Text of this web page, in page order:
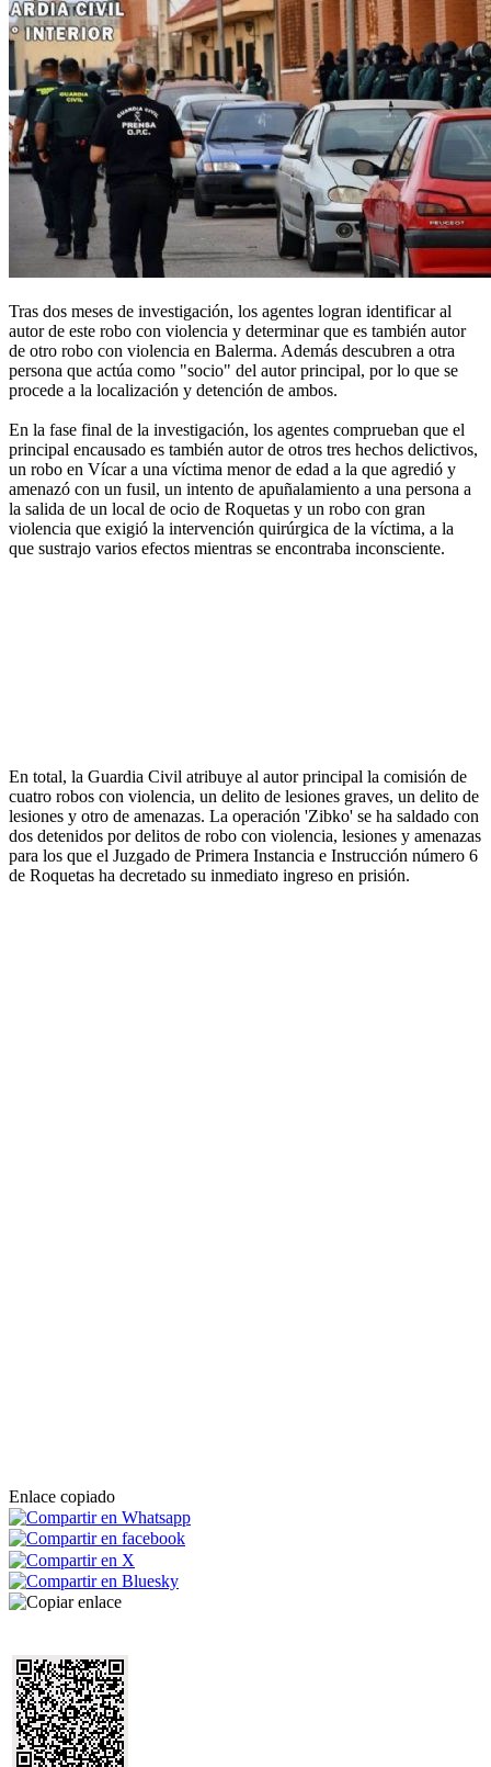
Tras dos meses de investigación, los agentes logran identificar al
autor de este robo con violencia y determinar que es también autor
de otro robo con violencia en Balerma. Además descubren a otra
persona que actúa como "socio" del autor principal, por lo que se
procede a la localización y detención de ambos.
En la fase final de la investigación, los agentes comprueban que el
principal encausado es también autor de otros tres hechos delictivos,
un robo en Vícar a una víctima menor de edad a la que agredió y
amenazó con un fusil, un intento de apuñalamiento a una persona a
la salida de un local de ocio de Roquetas y un robo con gran
violencia que exigió la intervención quirúrgica de la víctima, a la
que sustrajo varios efectos mientras se encontraba inconsciente.
En total, la Guardia Civil atribuye al autor principal la comisión de
cuatro robos con violencia, un delito de lesiones graves, un delito de
lesiones y otro de amenazas. La operación 'Zibko' se ha saldado con
dos detenidos por delitos de robo con violencia, lesiones y amenazas
para los que el Juzgado de Primera Instancia e Instrucción número 6
de Roquetas ha decretado su inmediato ingreso en prisión.
Enlace copiado